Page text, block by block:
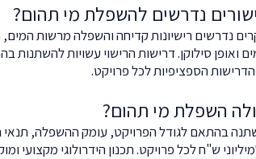
נדרשים להשפלת מי תהום?
נדרשים רישיונות קדיחה והשפלה מרשות
ואופן סילוקן. דרישות הרישוי עשויות
הספציפיות לכל פרויקט.
השפלת מי תהום?
בהתאם לגודל הפרויקט, עומק ההשפלה, תנאי
ש"ח לכל פרויקט. תכנון הידרולוגי מקצועי